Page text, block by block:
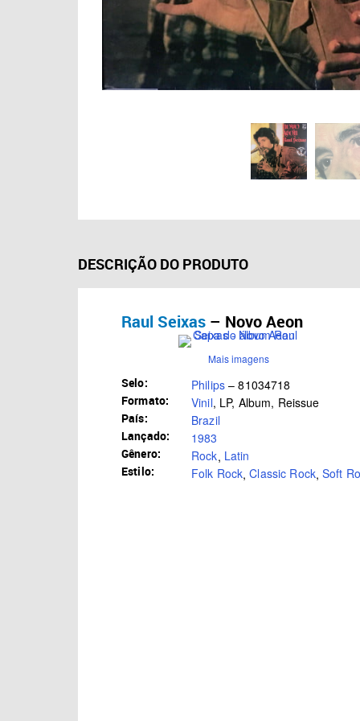
DESCRIÇÃO DO PRODUTO
Raul Seixas – Novo Aeon
Mais imagens
Selo: Philips– 81034718
Formato: Vinil, LP, Album, Reissue
País: Brazil
Lançado: 1983
Gênero: Rock, Latin
Estilo: Folk Rock,Classic Rock, Soft